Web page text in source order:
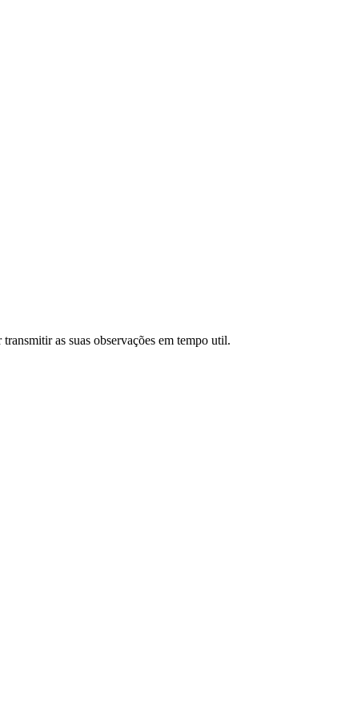
as suas observações em tempo util.